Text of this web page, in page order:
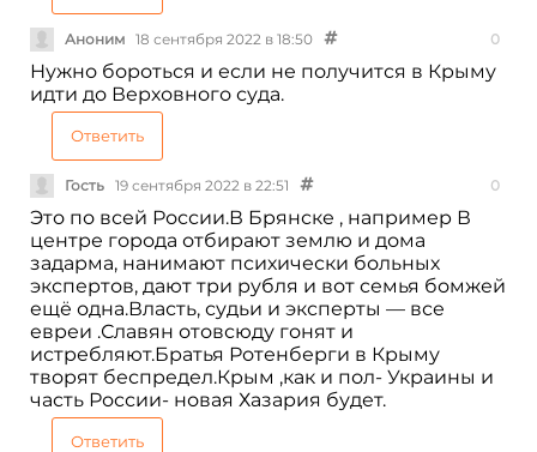
Аноним 18 сентября 2022 в 18:50 0
Нужно бороться и если не получится в Крыму
идти до Верховного суда.
Ответить
Гость 19 сентября 2022 в 22:51 0
Это по всей России.В Брянске , например В
центре города отбирают землю и дома
задарма, нанимают психически больных
экспертов, дают три рубля и вот семья бомжей
ещё одна.Власть, судьи и эксперты — все
евреи .Славян отовсюду гонят и
истребляют.Братья Ротенберги в Крыму
творят беспредел.Крым ,как и пол- Украины и
часть России- новая Хазария будет.
Ответить